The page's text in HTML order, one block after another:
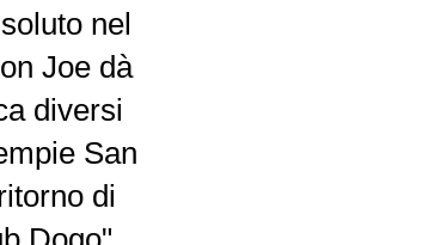
nel
Joe dà
diversi
San
di